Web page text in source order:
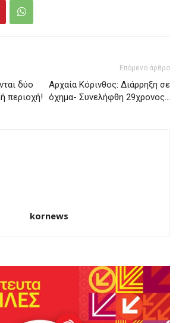
δύο
περιοχή!
Επόμενο άρθρο
Αρχαία Κόρινθος: Διάρρηξη σε
όχημα- Συνελήφθη 29χρονος…
kornews